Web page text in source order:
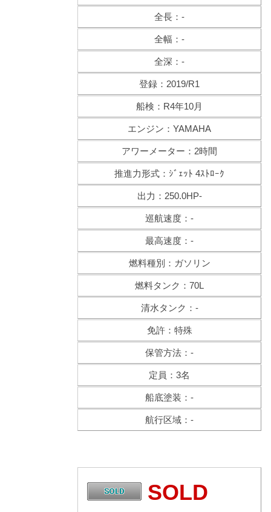
全長：-
全幅：-
全深：-
登録：2019/R1
船検：R4年10月
エンジン：YAMAHA
アワーメーター：2時間
推進力形式：ｼﾞｪｯﾄ 4ｽﾄﾛｰｸ
出力：250.0HP-
巡航速度：-
最高速度：-
燃料種別：ガソリン
燃料タンク：70L
清水タンク：-
免許：特殊
保管方法：-
定員：3名
船底塗装：-
航行区域：-
SOLD